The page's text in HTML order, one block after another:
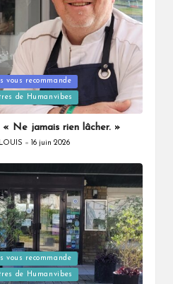
vous recommande
de Humanvibes
Ne jamais rien lâcher. »
16 juin 2026
vous recommande
de Humanvibes